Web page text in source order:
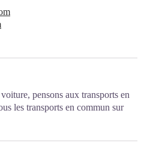
pensons aux transports en
les transports en commun sur